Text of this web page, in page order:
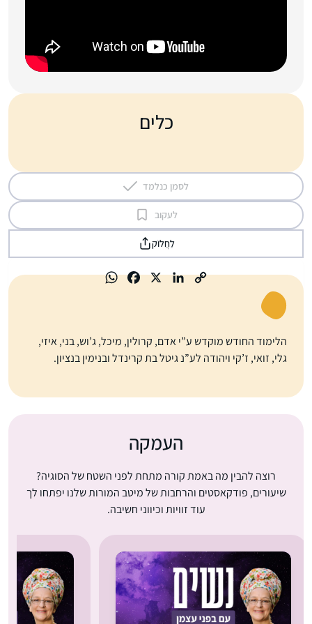
כלים
לסמן כנלמד
לעקוב
לַחֲלוֹק
הלימוד החודש מוקדש ע”י אדם, קרולין, מיכל, ג’וש, בני, איזי,
גלי, זואי, ז’קי ויהודה לע”נ גיטל בת קרינדל ובנימין בנציון.
העמקה
רוצה להבין מה באמת קורה מתחת לפני השטח של הסוגיה?
שיעורים, פודקאסטים והרחבות של מיטב המורות שלנו יפתחו לך
עוד זוויות וכיווני חשיבה.